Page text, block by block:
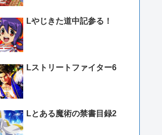
Lやじきた道中記参る！
Lストリートファイター6
Lとある魔術の禁書目録2